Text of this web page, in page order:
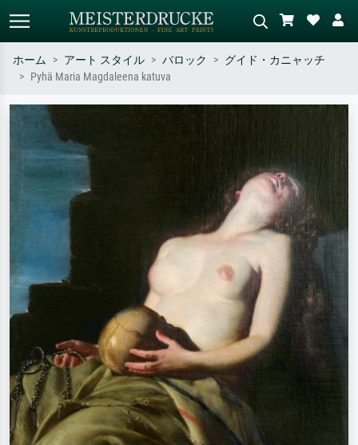
作家名・作品名・スタイルで検索
– 例：モネ、星月夜、印象派、北
斎の波、ヌード。
緑の草原、赤の多い抽象画、暗い
ド。
ホーム アート スタイル バロック
グイド・カニャッチ
Pyhä Maria Magdaleena katuva